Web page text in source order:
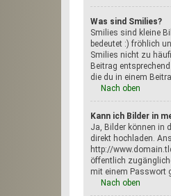
Was sind Smilies?
Smilies sind kleine
bedeutet :) fröhlich
Smilies nicht zu
Beitrag
die du in einem
Nach oben
Kann ich Bilder in
Ja, Bilder können in
direkt hochladen.
http://
öffentlich
mit einem Passwort
Nach oben